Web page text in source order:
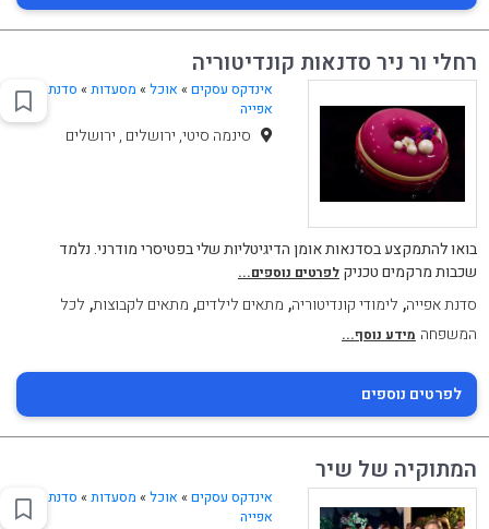
רחלי ור ניר סדנאות קונדיטוריה
אינדקס עסקים » אוכל» מסעדות» סדנת
אפייה
סינמה סיטי, ירושלים , ירושלים
בואו להתמקצע בסדנאות אומן הדיגיטליות שלי בפטיסרי מודרני. נלמד
שכבות מרקמים טכניק לפרטים נוספים...
סדנת אפייה, לימודי קונדיטוריה, מתאים לילדים, מתאים לקבוצות, לכל
המשפחה מידע נוסף...
לפרטים נוספים
המתוקיה של שיר
אינדקס עסקים » אוכל» מסעדות» סדנת
אפייה